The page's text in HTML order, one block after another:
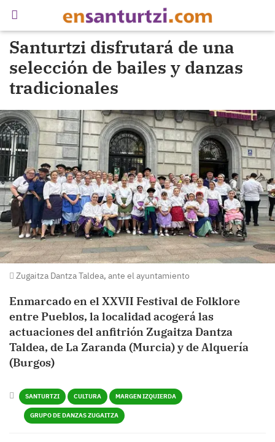
Santurtzi disfrutará de una
selección de bailes y danzas
tradicionales
Zugaitza Dantza Taldea, ante el ayuntamiento
Enmarcado en el XXVII Festival de Folklore
entre Pueblos, la localidad acogerá las
actuaciones del anfitrión Zugaitza Dantza
Taldea, de La Zaranda (Murcia) y de Alquería
(Burgos)
SANTURTZI CULTURA MARGEN IZQUIERDA
GRUPO DE DANZAS ZUGAITZA